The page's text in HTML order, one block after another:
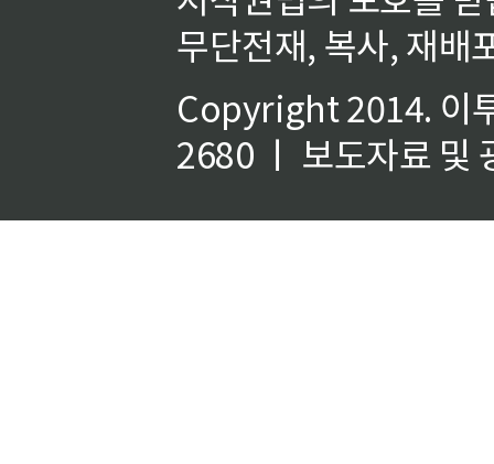
무단전재, 복사, 재배
Copyright 2014. 이
2680 ㅣ 보도자료